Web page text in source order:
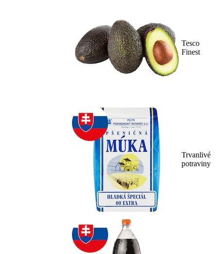
Tesco
Finest
Trvanlivé
potraviny